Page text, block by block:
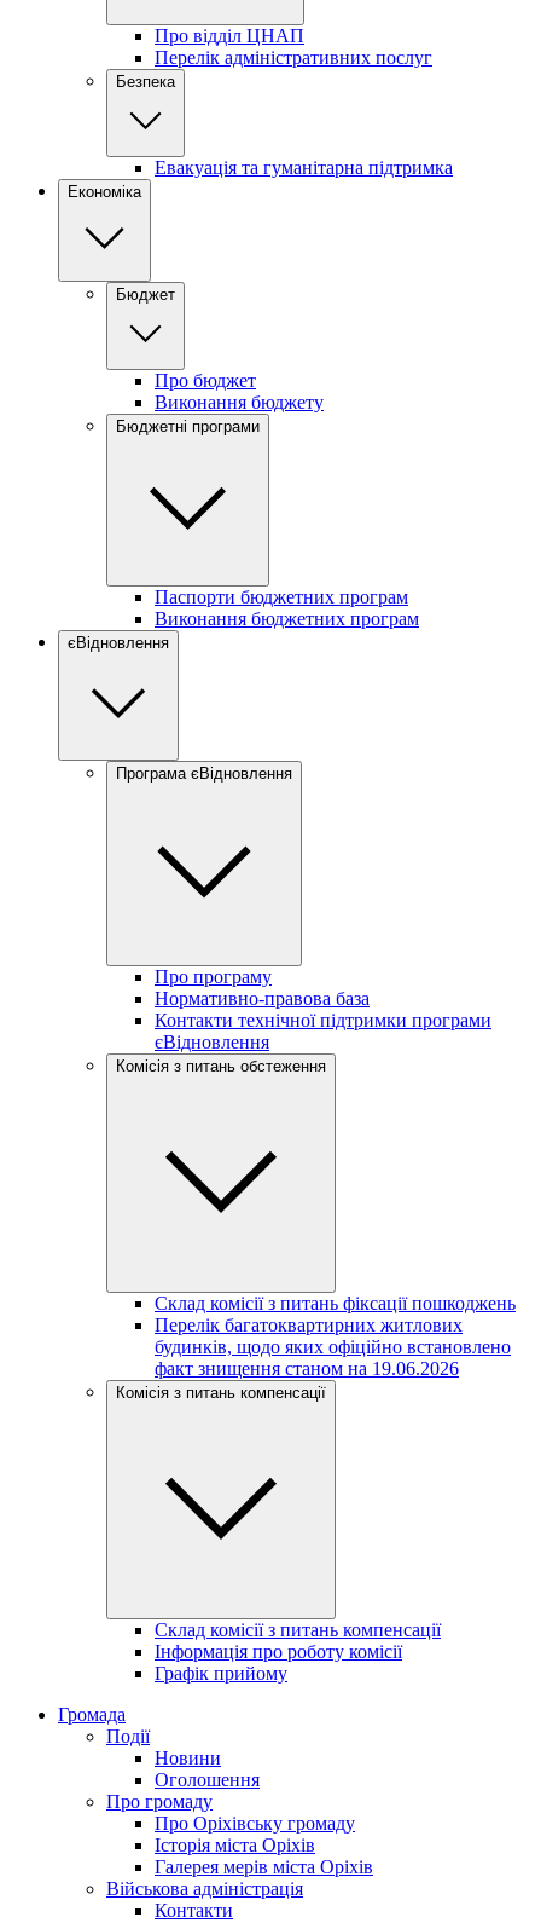
Про відділ ЦНАП
Перелік адміністративних послуг
Безпека
Евакуація та гуманітарна підтримка
Економіка
Бюджет
Про бюджет
Виконання бюджету
Бюджетні програми
Паспорти бюджетних програм
Виконання бюджетних програм
єВідновлення
Програма єВідновлення
Про програму
Нормативно-правова база
Контакти технічної підтримки програми
єВідновлення
Комісія з питань обстеження
Склад комісії з питань фіксації пошкоджень
Перелік багатоквартирних житлових
будинків, щодо яких офіційно встановлено
факт знищення станом на 19.06.2026
Комісія з питань компенсації
Склад комісії з питань компенсації
Інформація про роботу комісії
Графік прийому
Громада
Події
Новини
Оголошення
Про громаду
Про Оріхівську громаду
Історія міста Оріхів
Галерея мерів міста Оріхів
Військова адміністрація
Контакти